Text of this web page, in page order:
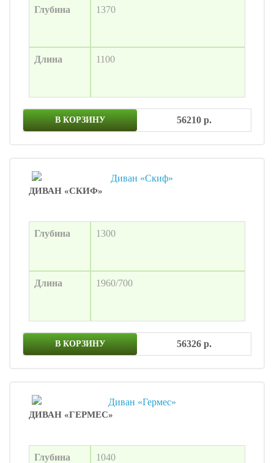
Глубина 1370
Длина 1100
В КОРЗИНУ 56210 р.
ДИВАН «СКИФ»
Глубина 1300
Длина 1960/700
В КОРЗИНУ 56326 р.
ДИВАН «ГЕРМЕС»
Глубина 1040